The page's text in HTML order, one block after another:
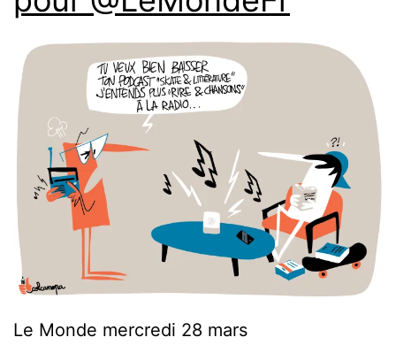
Le Monde mercredi 28 mars